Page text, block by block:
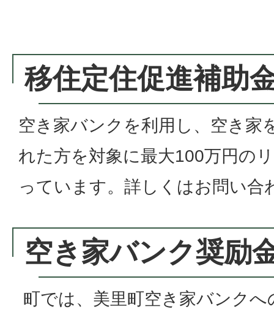
移住定住促進補助
空き家バンクを利用し、空き家
れた方を対象に最大100万円の
っています。詳しくはお問い合
空き家バンク奨励
町では、美里町空き家バンク